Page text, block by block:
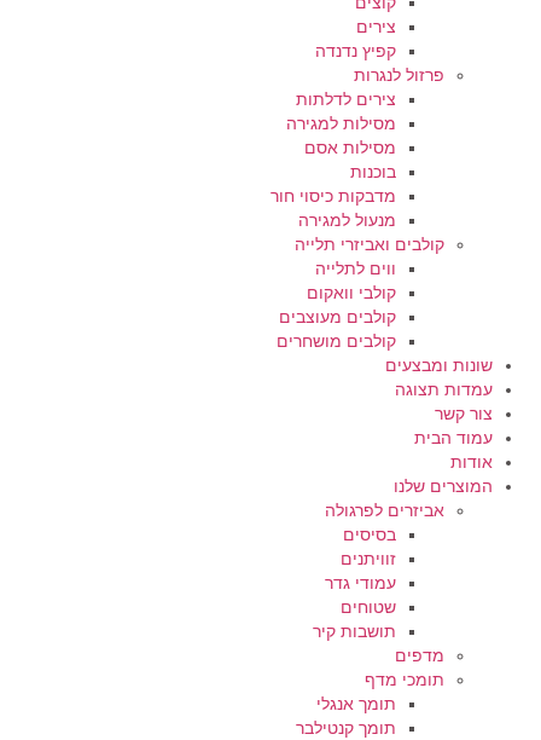
צירים
קפיץ נדנדה
פרזול לנגרות
צירים לדלתות
מסילות למגירה
מסילות אסם
בוכנות
מדבקות כיסוי חור
מנעול למגירה
קולבים ואביזרי תלייה
ווים לתלייה
קולבי וואקום
קולבים מעוצבים
קולבים מושחרים
שונות ומבצעים
עמדות תצוגה
צור קשר
עמוד הבית
אודות
המוצרים שלנו
אביזרים לפרגולה
בסיסים
זוויתנים
עמודי גדר
שטוחים
תושבות קיר
מדפים
תומכי מדף
תומך אנגלי
תומך קנטילבר